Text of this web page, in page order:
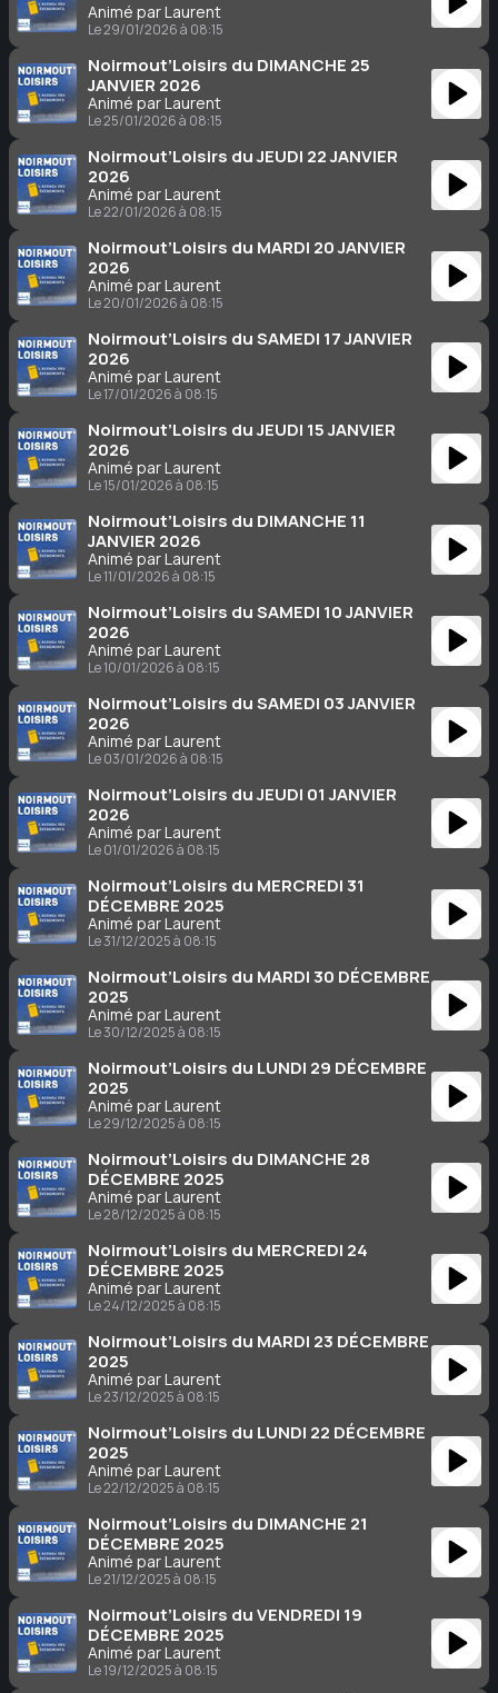
Animé par Laurent
Le 29/01/2026 à 08:15
Noirmout’Loisirs du DIMANCHE 25
JANVIER 2026
Animé par Laurent
Le 25/01/2026 à 08:15
Noirmout’Loisirs du JEUDI 22 JANVIER
2026
Animé par Laurent
Le 22/01/2026 à 08:15
Noirmout’Loisirs du MARDI 20 JANVIER
2026
Animé par Laurent
Le 20/01/2026 à 08:15
Noirmout’Loisirs du SAMEDI 17 JANVIER
2026
Animé par Laurent
Le 17/01/2026 à 08:15
Noirmout’Loisirs du JEUDI 15 JANVIER
2026
Animé par Laurent
Le 15/01/2026 à 08:15
Noirmout’Loisirs du DIMANCHE 11
JANVIER 2026
Animé par Laurent
Le 11/01/2026 à 08:15
Noirmout’Loisirs du SAMEDI 10 JANVIER
2026
Animé par Laurent
Le 10/01/2026 à 08:15
Noirmout’Loisirs du SAMEDI 03 JANVIER
2026
Animé par Laurent
Le 03/01/2026 à 08:15
Noirmout’Loisirs du JEUDI 01 JANVIER
2026
Animé par Laurent
Le 01/01/2026 à 08:15
Noirmout’Loisirs du MERCREDI 31
DÉCEMBRE 2025
Animé par Laurent
Le 31/12/2025 à 08:15
Noirmout’Loisirs du MARDI 30 DÉCEMBRE
2025
Animé par Laurent
Le 30/12/2025 à 08:15
Noirmout’Loisirs du LUNDI 29 DÉCEMBRE
2025
Animé par Laurent
Le 29/12/2025 à 08:15
Noirmout’Loisirs du DIMANCHE 28
DÉCEMBRE 2025
Animé par Laurent
Le 28/12/2025 à 08:15
Noirmout’Loisirs du MERCREDI 24
DÉCEMBRE 2025
Animé par Laurent
Le 24/12/2025 à 08:15
Noirmout’Loisirs du MARDI 23 DÉCEMBRE
2025
Animé par Laurent
Le 23/12/2025 à 08:15
Noirmout’Loisirs du LUNDI 22 DÉCEMBRE
2025
Animé par Laurent
Le 22/12/2025 à 08:15
Noirmout’Loisirs du DIMANCHE 21
DÉCEMBRE 2025
Animé par Laurent
Le 21/12/2025 à 08:15
Noirmout’Loisirs du VENDREDI 19
DÉCEMBRE 2025
Animé par Laurent
Le 19/12/2025 à 08:15